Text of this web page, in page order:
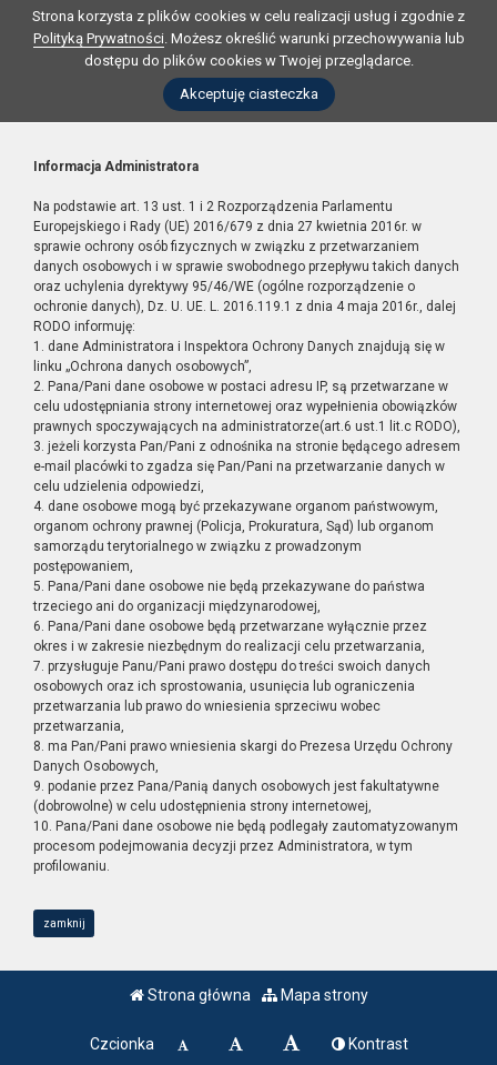
Strona korzysta z plików cookies w celu realizacji usług i zgodnie z
Polityką Prywatności. Możesz określić warunki przechowywania lub
dostępu do plików cookies w Twojej przeglądarce.
Akceptuję ciasteczka
Informacja Administratora
Na podstawie art. 13 ust. 1 i 2 Rozporządzenia Parlamentu
Europejskiego i Rady (UE) 2016/679 z dnia 27 kwietnia 2016r. w
sprawie ochrony osób fizycznych w związku z przetwarzaniem
danych osobowych i w sprawie swobodnego przepływu takich danych
oraz uchylenia dyrektywy 95/46/WE (ogólne rozporządzenie o
ochronie danych), Dz. U. UE. L. 2016.119.1 z dnia 4 maja 2016r., dalej
RODO informuję:
1. dane Administratora i Inspektora Ochrony Danych znajdują się w
linku „Ochrona danych osobowych”,
2. Pana/Pani dane osobowe w postaci adresu IP, są przetwarzane w
celu udostępniania strony internetowej oraz wypełnienia obowiązków
prawnych spoczywających na administratorze(art.6 ust.1 lit.c RODO),
3. jeżeli korzysta Pan/Pani z odnośnika na stronie będącego adresem
e-mail placówki to zgadza się Pan/Pani na przetwarzanie danych w
celu udzielenia odpowiedzi,
4. dane osobowe mogą być przekazywane organom państwowym,
organom ochrony prawnej (Policja, Prokuratura, Sąd) lub organom
samorządu terytorialnego w związku z prowadzonym
postępowaniem,
5. Pana/Pani dane osobowe nie będą przekazywane do państwa
trzeciego ani do organizacji międzynarodowej,
6. Pana/Pani dane osobowe będą przetwarzane wyłącznie przez
okres i w zakresie niezbędnym do realizacji celu przetwarzania,
7. przysługuje Panu/Pani prawo dostępu do treści swoich danych
osobowych oraz ich sprostowania, usunięcia lub ograniczenia
przetwarzania lub prawo do wniesienia sprzeciwu wobec
przetwarzania,
8. ma Pan/Pani prawo wniesienia skargi do Prezesa Urzędu Ochrony
Danych Osobowych,
9. podanie przez Pana/Panią danych osobowych jest fakultatywne
(dobrowolne) w celu udostępnienia strony internetowej,
10. Pana/Pani dane osobowe nie będą podlegały zautomatyzowanym
procesom podejmowania decyzji przez Administratora, w tym
profilowaniu.
zamknij
Strona główna Mapa strony
Czcionka Kontrast